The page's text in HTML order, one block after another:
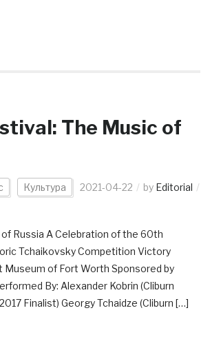
The Music of
Культура 2021-04-22 by Editorial
Russia A Celebration of the 60th
Tchaikovsky Competition Victory
Museum of Fort Worth Sponsored by
By: Alexander Kobrin (Cliburn
Finalist) Georgy Tchaidze (Cliburn […]